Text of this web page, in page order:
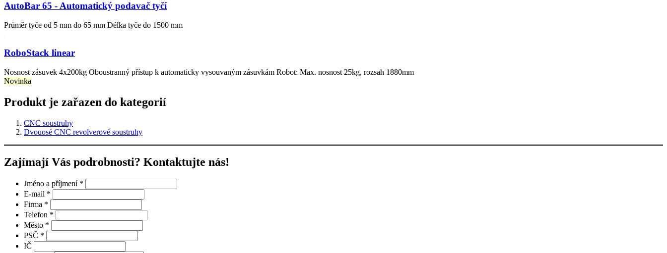
AutoBar 65 - Automatický podavač tyčí
Průměr tyče od 5 mm do 65 mm Délka tyče do 1500 mm
RoboStack linear
Nosnost zásuvek 4x200kg Oboustranný přístup k automaticky vysouvaným zásuvkám Robot: Max. nosnost 25kg, rozsah 1880mm
Novinka
Produkt je zařazen do kategorií
CNC soustruhy
Dvouosé CNC revolverové soustruhy
Zajímají Vás podrobnosti? Kontaktujte nás!
Jméno a příjmení *
E-mail *
Firma *
Telefon *
Město *
PSČ *
IČ